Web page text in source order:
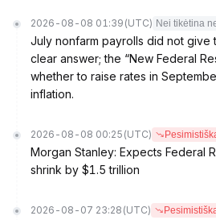
2026-08-08 01:39 (UTC) Nei tikėtina
July nonfarm payrolls did not give
clear answer; the “New Federal
whether to raise rates in
inflation.
2026-08-08 00:25 (UTC)
Morgan Stanley: Expects Federal
shrink by $1.5 trillion
2026-08-07 23:28 (UTC)